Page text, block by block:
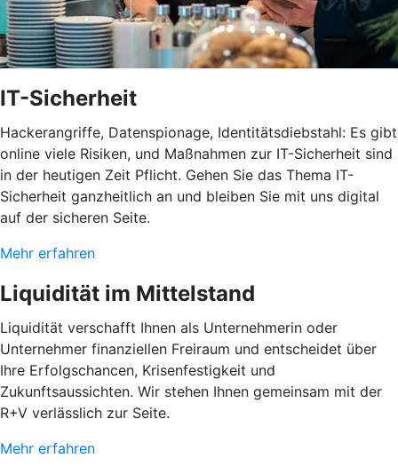
IT-Sicherheit
Hackerangriffe, Datenspionage, Identitätsdiebstahl: Es gibt
online viele Risiken, und Maßnahmen zur IT-Sicherheit sind
in der heutigen Zeit Pflicht. Gehen Sie das Thema IT-
Sicherheit ganzheitlich an und bleiben Sie mit uns digital
auf der sicheren Seite.
Mehr erfahren
Liquidität im Mittelstand
Liquidität verschafft Ihnen als Unternehmerin oder
Unternehmer finanziellen Freiraum und entscheidet über
Ihre Erfolgschancen, Krisenfestigkeit und
Zukunftsaussichten. Wir stehen Ihnen gemeinsam mit der
R+V verlässlich zur Seite.
Mehr erfahren